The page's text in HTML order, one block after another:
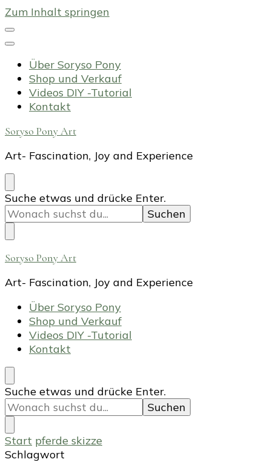
Zum Inhalt springen
Über Soryso Pony
Shop und Verkauf
Videos DIY -Tutorial
Kontakt
Soryso Pony Art
Art- Fascination, Joy and Experience
Suchst
du
nach
etwas?
Suche etwas und drücke Enter.
Soryso Pony Art
Art- Fascination, Joy and Experience
Über Soryso Pony
Shop und Verkauf
Videos DIY -Tutorial
Kontakt
Suchst
du
nach
etwas?
Suche etwas und drücke Enter.
Start pferde skizze
Schlagwort